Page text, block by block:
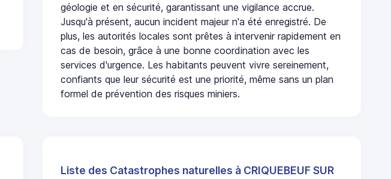
géologie et en sécurité, garantissant une vigilance accrue.
Jusqu'à présent, aucun incident majeur n'a été enregistré. De
plus, les autorités locales sont prêtes à intervenir rapidement en
cas de besoin, grâce à une bonne coordination avec les
services d'urgence. Les habitants peuvent vivre sereinement,
confiants que leur sécurité est une priorité, même sans un plan
formel de prévention des risques miniers.
Liste des Catastrophes naturelles à CRIQUEBEUF SUR